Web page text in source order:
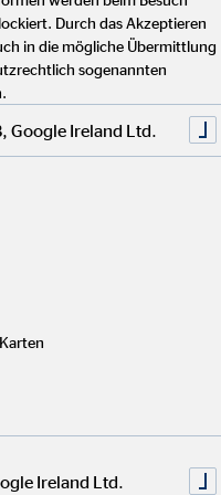
auf deren Basis wir
mit. Bitte beachten
der DSGVO die
bzw. unserem
a DSGVO)
in die Verarbeitung
bestimmte Zwecke
Anfragen (Art. 6
Vertragspartei die
Durch das Akzeptieren
in die mögliche Übermittlung
sogenannten
Google Ireland Ltd.
Ireland Ltd.